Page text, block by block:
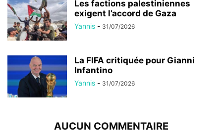
Les factions palestiniennes
exigent l’accord de Gaza
Yannis - 31/07/2026
La FIFA critiquée pour Gianni
Infantino
Yannis - 31/07/2026
AUCUN COMMENTAIRE